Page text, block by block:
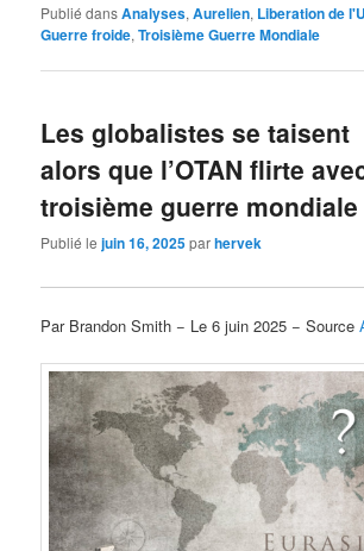
Publié dansAnalyses,Aurelien, Liberation de
Guerre froide,Troisième Guerre Mondiale
Les globalistes se taisent
alors que l’OTAN flirte
troisième guerre mondiale
Publié lejuin 16, 2025parhervek
Par Brandon Smith − Le 6 juin 2025 − Source